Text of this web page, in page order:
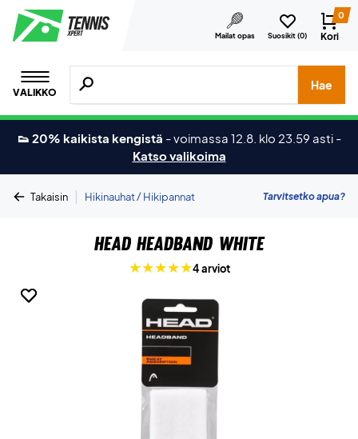
Mailat opas Suosikit (0)
0
Kori
VALIKKO
Hae tuotteita, merkkejä jne.
Hae
👟 20% kaikista kengistä -voimassa 12.8. klo 23.59 asti -
Katso valikoima
Takaisin | Hikinauhat / Hikipannat Tarvitsetko apua?
Head Headband White
4 arviot